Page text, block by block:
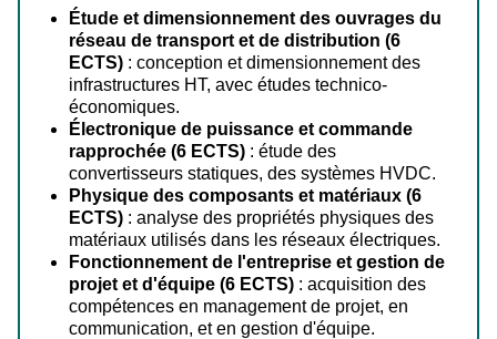
Étude et dimensionnement des ouvrages du
réseau de transport et de distribution (6
ECTS): conception et dimensionnement des
infrastructures HT, avec études technico-
économiques.
Électronique de puissance et commande
rapprochée (6 ECTS): étude des
convertisseurs statiques, des systèmes HVDC.
Physique des composants et matériaux (6
ECTS) : analyse des propriétés physiques des
matériaux utilisés dans les réseaux électriques.
Fonctionnement de l'entreprise et gestion de
projet et d'équipe (6 ECTS): acquisition des
compétences en management de projet, en
communication, et en gestion d'équipe.